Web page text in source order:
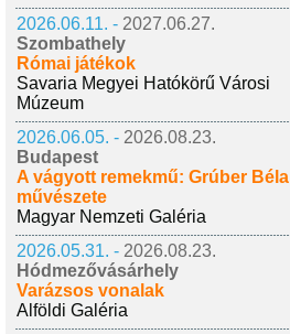
2026.06.11. - 2027.06.27.
Szombathely
Római játékok
Savaria Megyei Hatókörű Városi
Múzeum
2026.06.05. - 2026.08.23.
Budapest
A vágyott remekmű: Grúber Béla
művészete
Magyar Nemzeti Galéria
2026.05.31. - 2026.08.23.
Hódmezővásárhely
Varázsos vonalak
Alföldi Galéria